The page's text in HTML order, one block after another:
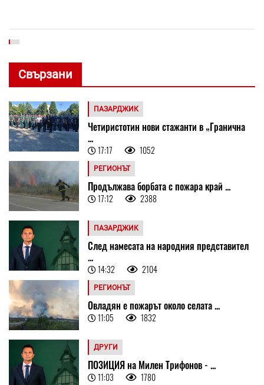
Свързани
ПАЗАРДЖИК
Четиристотин нови стажанти в „Гранична
...
17:17 1052
РЕГИОНЪТ
Продължава борбата с пожара край ...
17:12 2388
ПАЗАРДЖИК
След намесата на народния представител
...
14:32 2104
РЕГИОНЪТ
Овладян е пожарът около селата ...
11:05 1832
ДРУГИ
ПОЗИЦИЯ на Милен Трифонов - ...
11:03 1780